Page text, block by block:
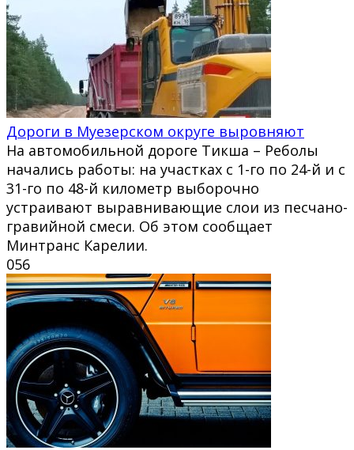
Дороги в Муезерском округе выровняют
На автомобильной дороге Тикша – Реболы
начались работы: на участках с 1-го по 24-й и с
31-го по 48-й километр выборочно
устраивают выравнивающие слои из песчано-
гравийной смеси. Об этом сообщает
Минтранс Карелии.
056